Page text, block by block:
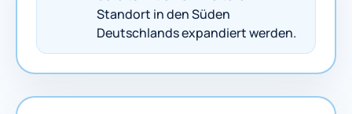
Standort in den Süden
Deutschlands expandiert werden.